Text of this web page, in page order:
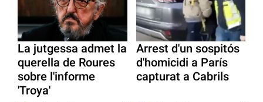
La jutgessa admet la
querella de Roures
sobre l'informe
'Troya'
Arrest d'un sospitós
d'homicidi a París
capturat a Cabrils